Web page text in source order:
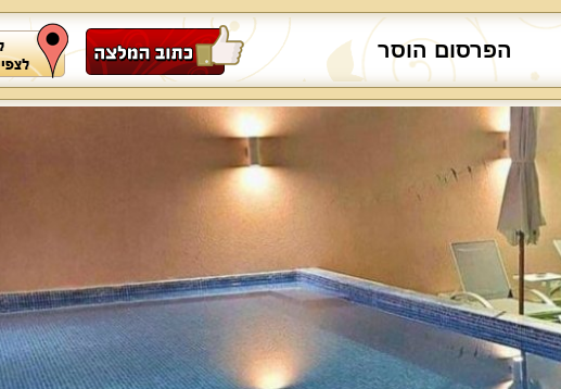
הפרסום הוסר